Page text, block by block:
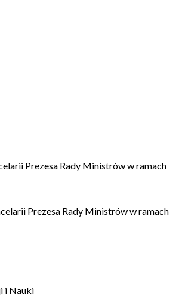
Prezesa Rady Ministrów w ramach
Prezesa Rady Ministrów w ramach
i Nauki